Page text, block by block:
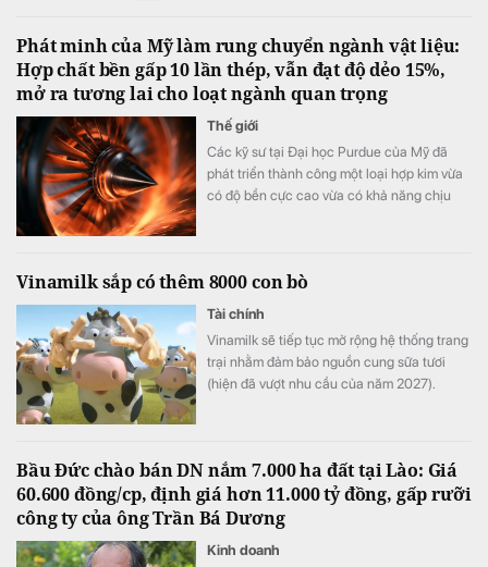
tế.
Phát minh của Mỹ làm rung chuyển ngành vật liệu:
Hợp chất bền gấp 10 lần thép, vẫn đạt độ dẻo 15%,
mở ra tương lai cho loạt ngành quan trọng
Thế giới
Các kỹ sư tại Đại học Purdue của Mỹ đã
phát triển thành công một loại hợp kim vừa
có độ bền cực cao vừa có khả năng chịu
Vinamilk sắp có thêm 8000 con bò
Tài chính
Vinamilk sẽ tiếp tục mở rộng hệ thống trang
trại nhằm đảm bảo nguồn cung sữa tươi
(hiện đã vượt nhu cầu của năm 2027).
Bầu Đức chào bán DN nắm 7.000 ha đất tại Lào: Giá
60.600 đồng/cp, định giá hơn 11.000 tỷ đồng, gấp rưỡi
công ty của ông Trần Bá Dương
Kinh doanh